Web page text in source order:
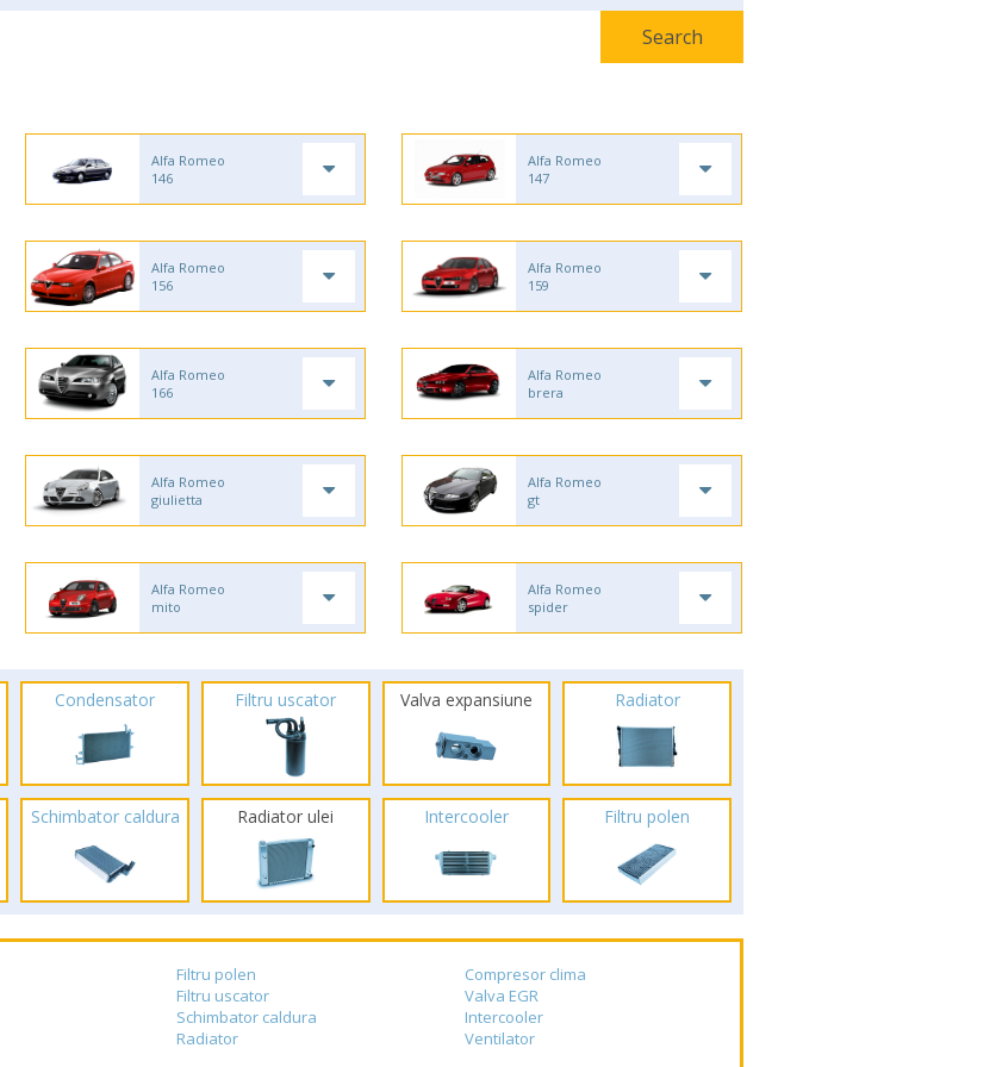
Alfa Romeo
146
Alfa Romeo
147
Alfa Romeo
156
Alfa Romeo
159
Alfa Romeo
166
Alfa Romeo
brera
Alfa Romeo
giulietta
Alfa Romeo
gt
Alfa Romeo
mito
Alfa Romeo
spider
Condensator Filtru uscator Valva expansiune Radiator
Schimbator caldura Radiator ulei Intercooler Filtru polen
Filtru polen
Compresor clima
Filtru uscator
Valva EGR
Schimbator caldura
Intercooler
Radiator Ventilator